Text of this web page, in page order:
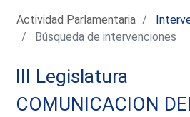
Actividad Parlamentaria
Búsqueda de intervenciones
III Legislatura
COMUNICACION